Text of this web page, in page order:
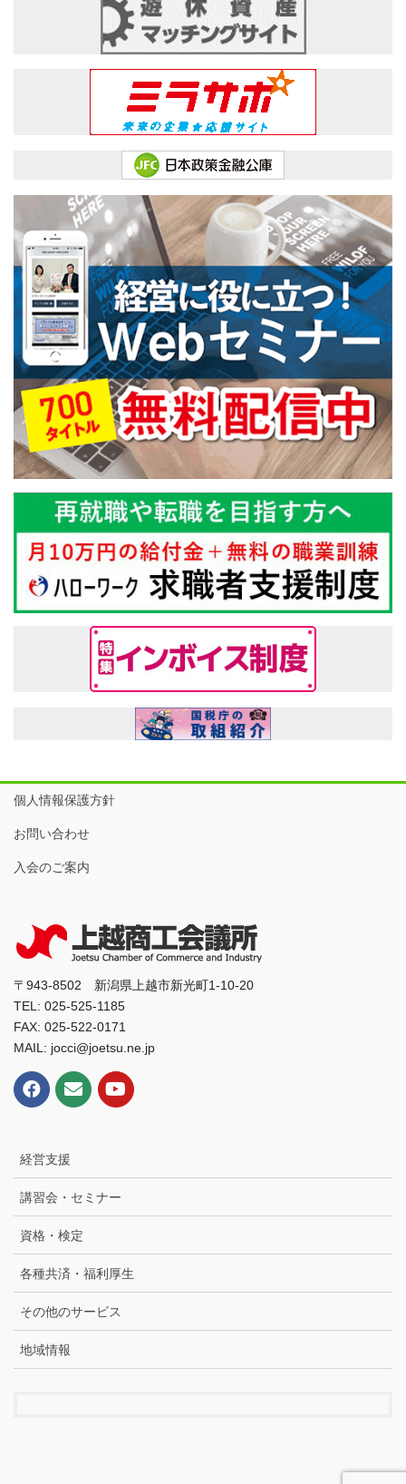
個人情報保護方針
お問い合わせ
入会のご案内
〒943-8502 新潟県上越市新光町1-10-20
TEL: 025-525-1185
FAX: 025-522-0171
MAIL: jocci@joetsu.ne.jp
経営支援
講習会・セミナー
資格・検定
各種共済・福利厚生
その他のサービス
地域情報